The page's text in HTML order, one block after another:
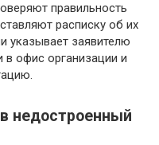
правильность
расписку об их
указывает заявителю
в офис организации и
недостроенный